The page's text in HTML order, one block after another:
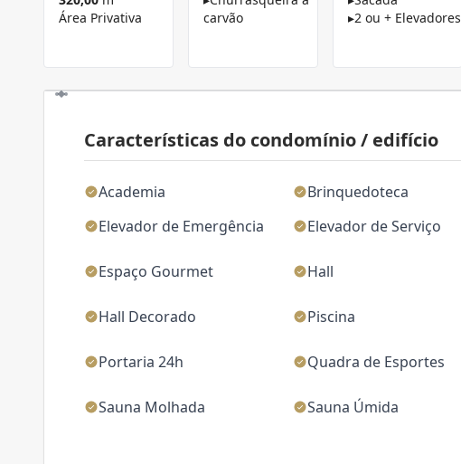
Área Privativa
carvão
▸2 ou + Elevadores
Características do condomínio / edifício
Academia Brinquedoteca
Elevador de Emergência
Elevador de Serviço
Espaço Gourmet Hall
Hall Decorado
Piscina
Portaria 24h Quadra de Esportes
Sauna Molhada
Sauna Úmida